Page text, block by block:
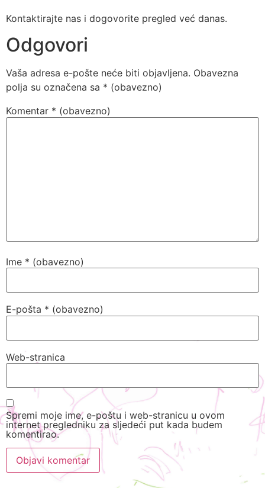
Kontaktirajte nas i dogovorite pregled već danas.
Odgovori
Vaša adresa e-pošte neće biti objavljena. Obavezna
polja su označena sa * (obavezno)
Komentar * (obavezno)
Ime * (obavezno)
E-pošta * (obavezno)
Web-stranica
Spremi moje ime, e-poštu i web-stranicu u ovom
internet pregledniku za sljedeći put kada budem
komentirao.